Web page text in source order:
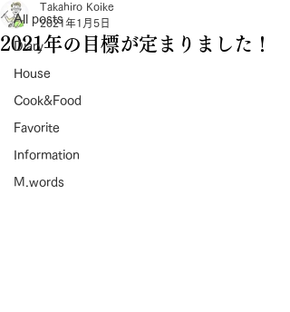
All posts
Diary
House
Cook&Food
Favorite
Information
M.words
2021年の目標が定まりました！
Takahiro Koike
2021年1月5日